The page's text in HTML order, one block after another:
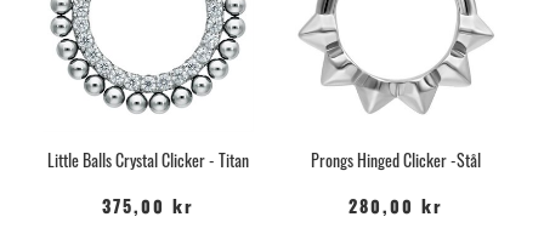
Little Balls Crystal Clicker - Titan
375,00 kr
Prongs Hinged Clicker -Stål
280,00 kr